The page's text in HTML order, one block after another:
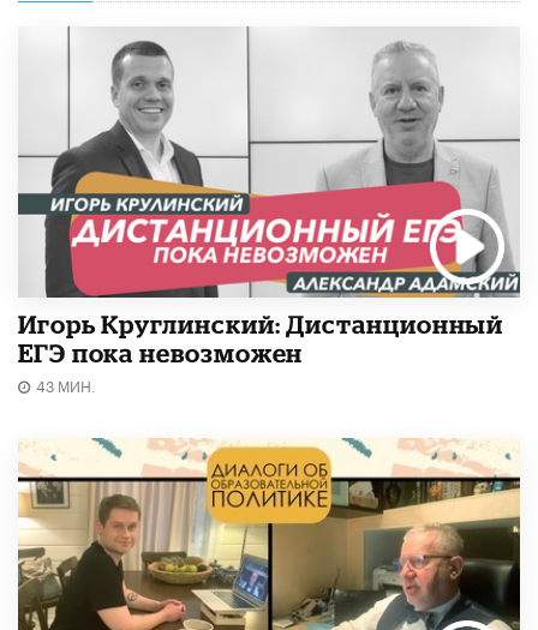
Игорь Круглинский: Дистанционный
ЕГЭ пока невозможен
43 МИН.